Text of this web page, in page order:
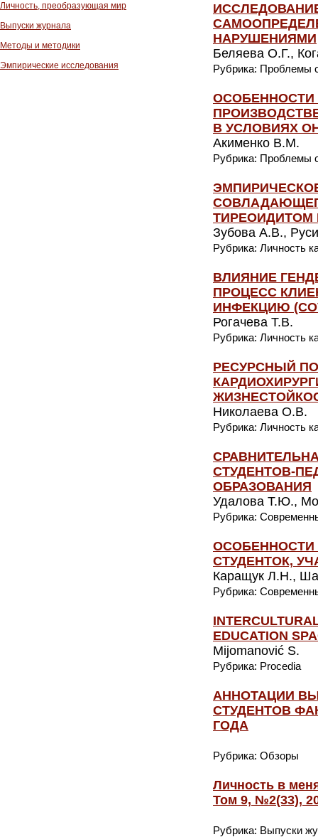
Личность, преобразующая мир
Выпуски журнала
Методы и методики
Эмпирические исследования
НАРУШЕНИЯМИ
Беляева О.Г.,
Рубрика: Проблемы
ОСОБЕННОСТИ
В УСЛОВИЯХ
Акименко В.М.
Рубрика: Проблемы
ТИРЕОИДИТОМ
Зубова А.В.,
Рубрика: Личность
ВЛИЯНИЕ
ПРОЦЕСС
ИНФЕКЦИЮ
Рогачева Т.В.
Рубрика: Личность
РЕСУРСНЫЙ
Николаева О.В.
Рубрика: Личность
СТУДЕНТОВ-
ОБРАЗОВАНИЯ
Удалова Т.Ю.,
Рубрика:
ОСОБЕННОСТИ
СТУДЕНТОК,
Каращук Л.Н.,
Рубрика:
EDUCATION
Mijomanović S.
Рубрика: Procedia
АННОТАЦИИ
СТУДЕНТОВ
ГОДА
Рубрика: Обзоры
Личность в
Том 9, №2(33),
Рубрика: Выпуски